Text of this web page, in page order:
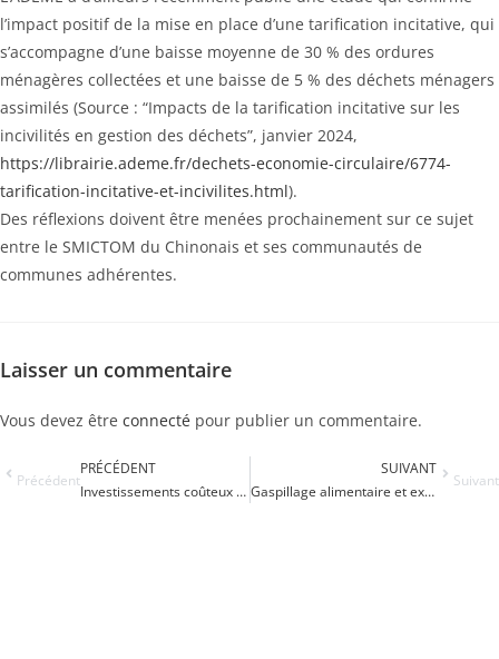
l’impact positif de la mise en place d’une tarification incitative, qui
s’accompagne d’une baisse moyenne de 30 % des ordures
ménagères collectées et une baisse de 5 % des déchets ménagers
assimilés (Source : “Impacts de la tarification incitative sur les
incivilités en gestion des déchets”, janvier 2024,
https://librairie.ademe.fr/dechets-economie-circulaire/6774-
tarification-incitative-et-incivilites.html).
Des réflexions doivent être menées prochainement sur ce sujet
entre le SMICTOM du Chinonais et ses communautés de
communes adhérentes.
Laisser un commentaire
Vous devez être connecté pour publier un commentaire.
Précédent
PRÉCÉDENT
Investissements coûteux et contradictoire.
SUIVANT
Gaspillage alimentaire et exemplarité des collectivités
Suivant